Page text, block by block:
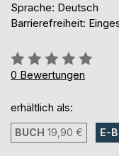
Sprache: Deutsch
Barrierefreiheit:
Bewertung::
0%
0 Bewertungen
erhältlich als:
BUCH 19,90 € E-